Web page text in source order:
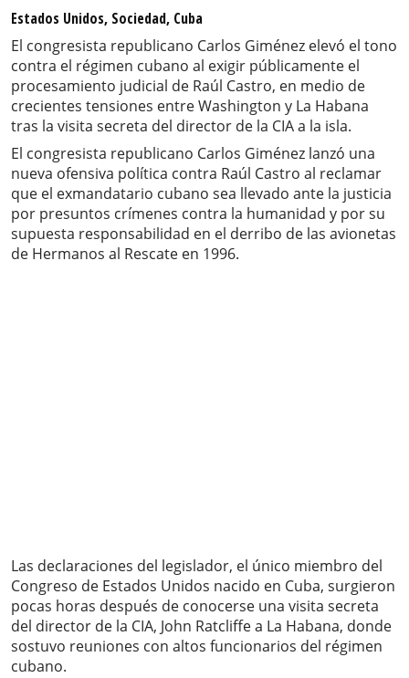
Estados Unidos, Sociedad, Cuba
El congresista republicano Carlos Giménez elevó el tono
contra el régimen cubano al exigir públicamente el
procesamiento judicial de Raúl Castro, en medio de
crecientes tensiones entre Washington y La Habana
tras la visita secreta del director de la CIA a la isla.
El congresista republicano Carlos Giménez lanzó una
nueva ofensiva política contra Raúl Castro al reclamar
que el exmandatario cubano sea llevado ante la justicia
por presuntos crímenes contra la humanidad y por su
supuesta responsabilidad en el derribo de las avionetas
de Hermanos al Rescate en 1996.
Las declaraciones del legislador, el único miembro del
Congreso de Estados Unidos nacido en Cuba, surgieron
pocas horas después de conocerse una visita secreta
del director de la CIA, John Ratcliffe a La Habana, donde
sostuvo reuniones con altos funcionarios del régimen
cubano.